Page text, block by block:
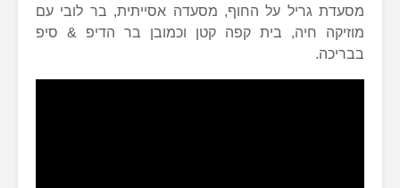
מסעדת גריל על החוף, מסעדה אסייתית, בר לובי עם
מוזיקה חיה, בית קפה קטן וכמובן בר הדיפ & סיפ
בבריכה.